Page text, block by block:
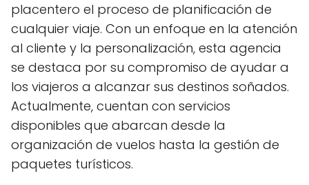
placentero el proceso de planificación de
cualquier viaje. Con un enfoque en la atención
al cliente y la personalización, esta agencia
se destaca por su compromiso de ayudar a
los viajeros a alcanzar sus destinos soñados.
Actualmente, cuentan con servicios
disponibles que abarcan desde la
organización de vuelos hasta la gestión de
paquetes turísticos.